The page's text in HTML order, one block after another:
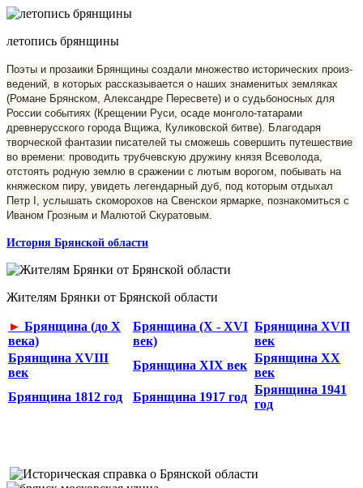
летопись брянщины
Поэты и прозаики Брянщины создали множество исторических произ­
ведений, в которых рассказывается о наших знаменитых земляках
(Романе Брянском, Александре Пересвете) и о судьбоносных для
России событиях (Крещении Руси, осаде монголо-татарами
древнерусского города Вщижа, Ку­ликовской битве). Благодаря
творческой фантазии писателей ты сможешь совершить путешествие
во времени: проводить трубчевскую дружину князя Всеволода,
отстоять родную землю в сражении с лютым ворогом, побывать на
княжеском пиру, увидеть легендарный дуб, под которым отдыхал
Петр I, ус­лышать скоморохов на Свенскои ярмарке, познакомиться с
Иваном Грозным и Малютой Скуратовым.
История Брянской области
Жителям Брянки от Брянской области
► Брянщина (до X
века)
Брянщина (X - XVI
век)
Брянщина XVII
век
Брянщина XVIII
век
Брянщина XIX век
Брянщина XX
век
Брянщина 1812 год
Брянщина 1917 год
Брянщина 1941
год